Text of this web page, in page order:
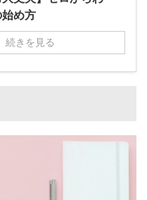
め方
続きを見る